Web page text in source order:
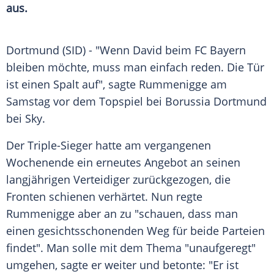
aus.
Dortmund (SID) - "Wenn David beim FC Bayern
bleiben möchte, muss man einfach reden. Die Tür
ist einen Spalt auf", sagte Rummenigge am
Samstag vor dem Topspiel bei Borussia Dortmund
bei Sky.
Der Triple-Sieger hatte am vergangenen
Wochenende ein erneutes Angebot an seinen
langjährigen Verteidiger zurückgezogen, die
Fronten schienen verhärtet. Nun regte
Rummenigge aber an zu "schauen, dass man
einen gesichtsschonenden Weg für beide Parteien
findet". Man solle mit dem Thema "unaufgeregt"
umgehen, sagte er weiter und betonte: "Er ist